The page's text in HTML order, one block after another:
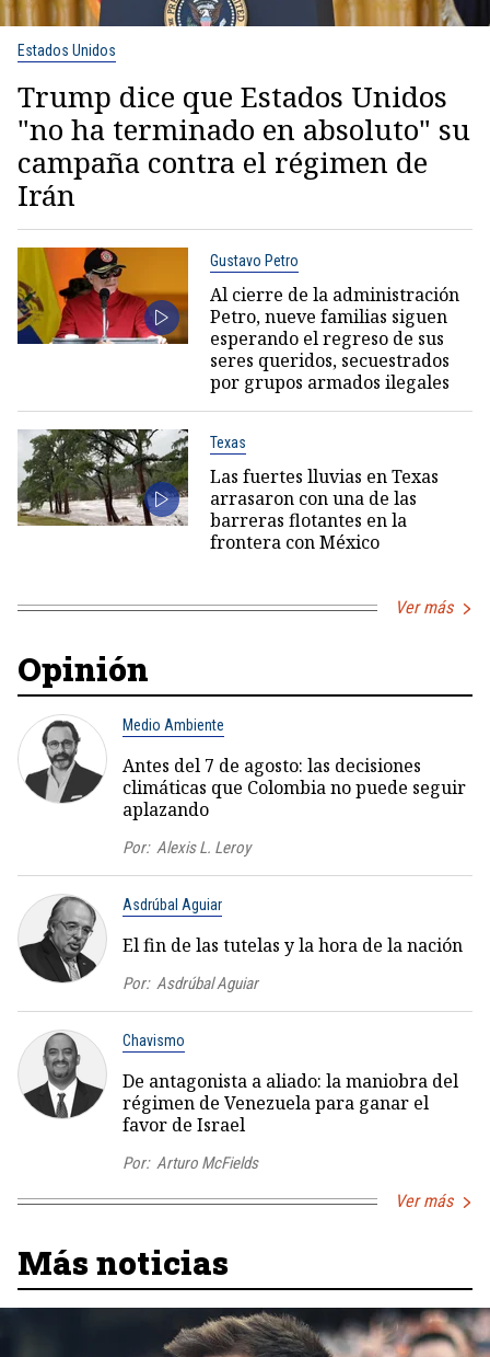
Estados Unidos
Trump dice que Estados Unidos
"no ha terminado en absoluto" su
campaña contra el régimen de
Irán
Gustavo Petro
Al cierre de la administración
Petro, nueve familias siguen
esperando el regreso de sus
seres queridos, secuestrados
por grupos armados ilegales
Texas
Las fuertes lluvias en Texas
arrasaron con una de las
barreras flotantes en la
frontera con México
Ver más
Opinión
Medio Ambiente
Antes del 7 de agosto: las decisiones
climáticas que Colombia no puede seguir
aplazando
Por: Alexis L. Leroy
Asdrúbal Aguiar
El fin de las tutelas y la hora de la nación
Por: Asdrúbal Aguiar
Chavismo
De antagonista a aliado: la maniobra del
régimen de Venezuela para ganar el
favor de Israel
Por: Arturo McFields
Ver más
Más noticias